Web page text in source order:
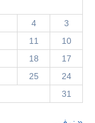
3
4
10
11
17
18
24
25
31